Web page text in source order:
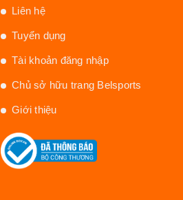
Liên hệ
Tuyển dụng
Tài khoản đăng nhập
Chủ sở hữu trang Belsports
Giới thiệu